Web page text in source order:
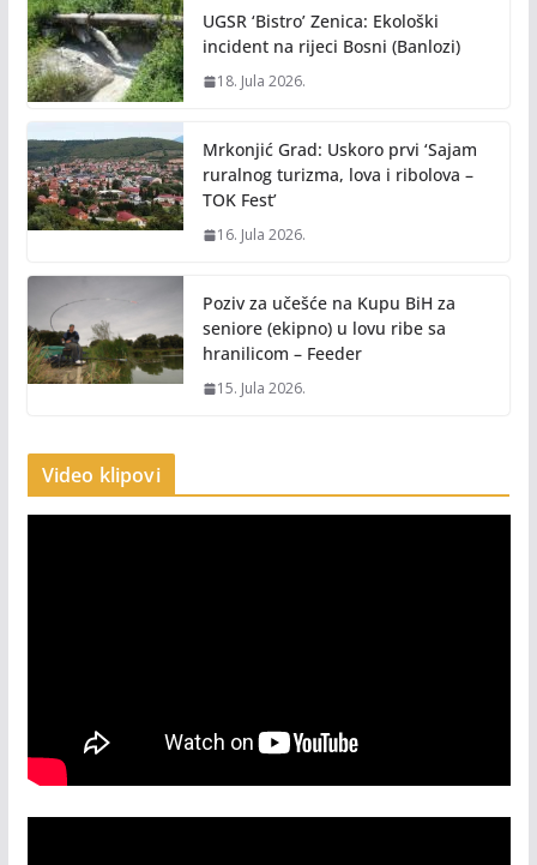
UGSR ‘Bistro’ Zenica: Ekološki
incident na rijeci Bosni (Banlozi)
18. Jula 2026.
Mrkonjić Grad: Uskoro prvi ‘Sajam
ruralnog turizma, lova i ribolova –
TOK Fest’
16. Jula 2026.
Poziv za učešće na Kupu BiH za
seniore (ekipno) u lovu ribe sa
hranilicom – Feeder
15. Jula 2026.
Video klipovi